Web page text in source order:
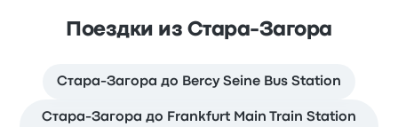
Поездки из Стара-Загора
Стара-Загора до Bercy Seine Bus Station
Стара-Загора до Frankfurt Main Train Station